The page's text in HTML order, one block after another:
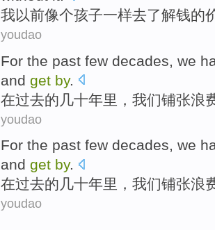
我以前像个孩子一样去了解钱的
youdao
For the past few decades we
and get by.
在过去的 几十年里， 我们铺张浪
youdao
For the past few decades, we
and get by.
在过去的 几十年里， 我们铺张浪
youdao